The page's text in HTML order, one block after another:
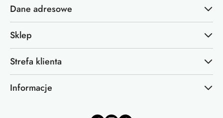
Dane adresowe
Sklep
Strefa klienta
Informacje